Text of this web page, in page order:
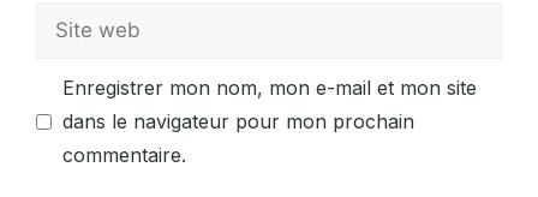
Site
Enregistrer mon nom, mon e-mail et mon site
dans le navigateur pour mon prochain
commentaire.